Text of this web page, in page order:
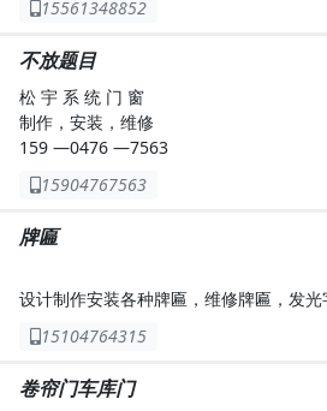
15561348852
不放题目
松 宇 系 统 门 窗
制作，安装，维修
159 —0476 —7563
15904767563
牌匾
设计制作安装各种牌匾，维修牌匾，发
15104764315
卷帘门车库门